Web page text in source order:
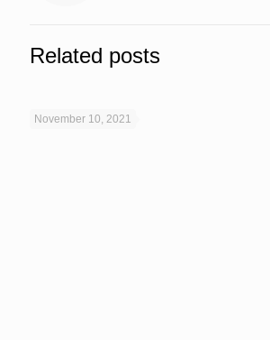
Related posts
November 10, 2021